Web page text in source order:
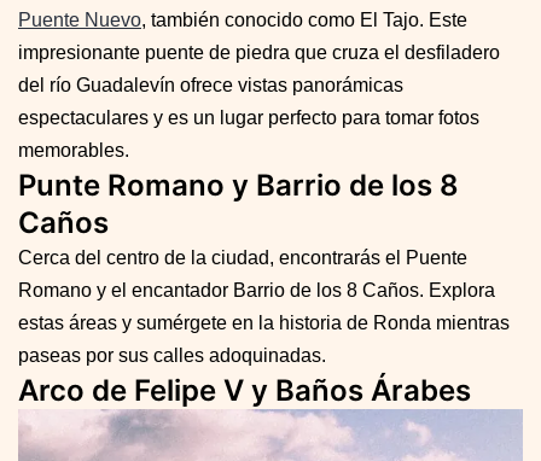
Puente Nuevo, también conocido como El Tajo. Este
impresionante puente de piedra que cruza el desfiladero
del río Guadalevín ofrece vistas panorámicas
espectaculares y es un lugar perfecto para tomar fotos
memorables.
Punte Romano y Barrio de los 8
Caños
Cerca del centro de la ciudad, encontrarás el Puente
Romano y el encantador Barrio de los 8 Caños. Explora
estas áreas y sumérgete en la historia de Ronda mientras
paseas por sus calles adoquinadas.
Arco de Felipe V y Baños Árabes